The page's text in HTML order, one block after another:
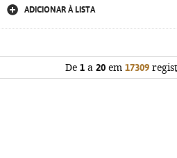
ADICIONAR À LISTA
De 1 a 20 em 17309